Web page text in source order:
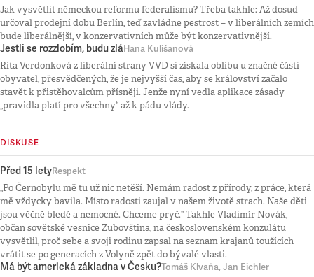
Jak vysvětlit německou reformu federalismu? Třeba takhle: Až dosud
určoval prodejní dobu Berlín, teď zavládne pestrost – v liberálních zemích
bude liberálnější, v konzervativních může být konzervativnější.
Jestli se rozzlobím, budu zláHana Kulišanová
Rita Verdonková z liberální strany VVD si získala oblibu u značné části
obyvatel, přesvědčených, že je nejvyšší čas, aby se království začalo
stavět k přistěhovalcům přísněji. Jenže nyní vedla aplikace zásady
„pravidla platí pro všechny“ až k pádu vlády.
DISKUSE
Před 15 letyRespekt
„Po Černobylu mě tu už nic netěší. Nemám radost z přírody, z práce, která
mě vždycky bavila. Místo radosti zaujal v našem životě strach. Naše děti
jsou věčně bledé a nemocné. Chceme pryč.“ Takhle Vladimír Novák,
občan sovětské vesnice Zubovština, na československém konzulátu
vysvětlil, proč sebe a svoji rodinu zapsal na seznam krajanů toužících
vrátit se po generacích z Volyně zpět do bývalé vlasti.
Má být americká základna v Česku?Tomáš Klvaňa, Jan Eichler